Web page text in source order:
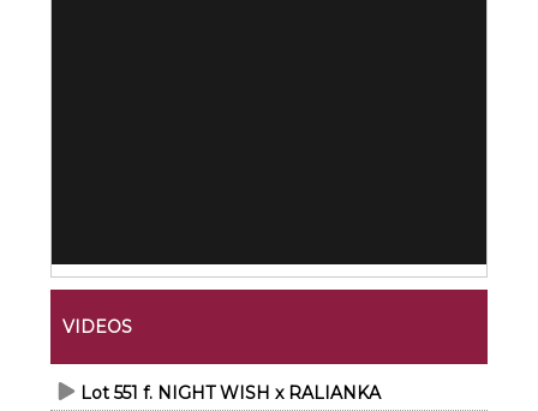
VIDEOS
Lot 551 f. NIGHT WISH x RALIANKA